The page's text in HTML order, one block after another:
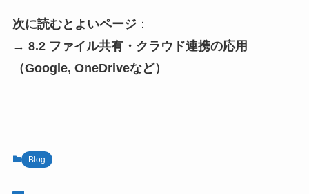
次に読むとよいページ：
→ 8.2 ファイル共有・クラウド連携の応用
（Google, OneDriveなど）
Blog